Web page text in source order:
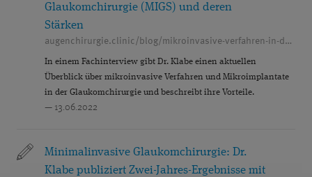
Glaukomchirurgie (MIGS) und deren
Stärken
augenchirurgie.clinic/blog/mikroinvasive-verfahren-in-der-glaukomchirurgie-ein-aktueller-ueberblick
In einem Fachinterview gibt Dr. Klabe einen aktuellen
Überblick über mikroinvasive Verfahren und Mikroimplantate
in der Glaukomchirurgie und beschreibt ihre Vorteile.
— 13.06.2022
Minimalinvasive Glaukomchirurgie: Dr.
Klabe publiziert Zwei-Jahres-Ergebnisse mit